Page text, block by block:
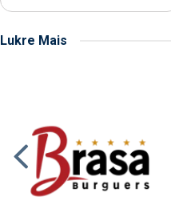
Lukre Mais